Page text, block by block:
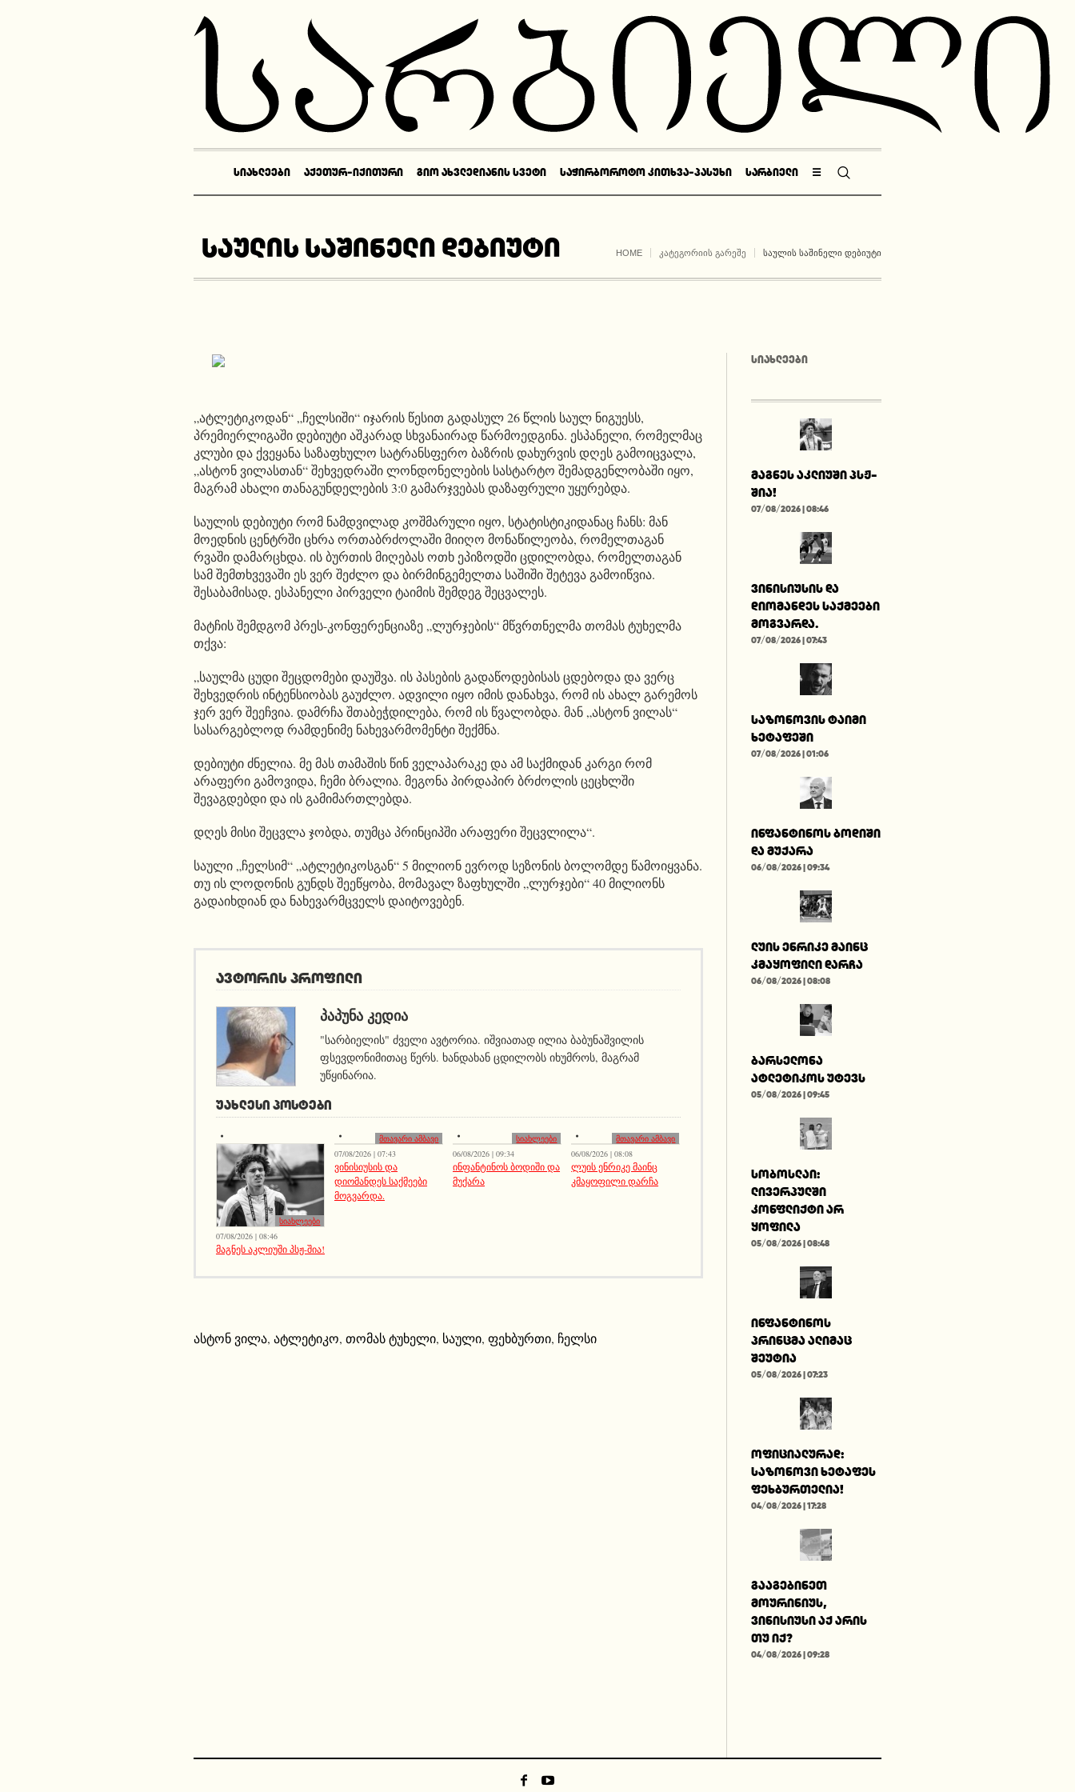
ᲡᲘᲐᲮᲚᲔᲔᲑᲘ ᲐᲥᲔᲗᲣᲠ-ᲘᲥᲘᲗᲣᲠᲘ ᲒᲘᲝ ᲐᲮᲕᲚᲔᲓᲘᲐᲜᲘᲡ ᲡᲕᲔᲢᲘ ᲡᲐᲭᲘᲠᲑᲝᲠᲝᲢᲝ ᲙᲘᲗᲮᲕᲐ-ᲞᲐᲡᲣᲮᲘ ᲡᲐᲠᲑᲘᲔᲚᲘ ☰
საულის საშინელი დებიუტი HOME ᲙᲐᲢᲔᲒᲝᲠᲘᲘᲡ ᲒᲐᲠᲔᲨᲔ ᲡᲐᲣᲚᲘᲡ ᲡᲐᲨᲘᲜᲔᲚᲘ ᲓᲔᲑᲘᲣᲢᲘ
„ატლეტიკოდან“ „ჩელსიში“ იჯარის წესით გადასულ 26 წლის საულ ნიგუესს,
პრემიერლიგაში დებიუტი აშკარად სხვანაირად წარმოედგინა. ესპანელი, რომელმაც
კლუბი და ქვეყანა საზაფხულო სატრანსფერო ბაზრის დახურვის დღეს გამოიცვალა,
„ასტონ ვილასთან“ შეხვედრაში ლონდონელების სასტარტო შემადგენლობაში იყო,
მაგრამ ახალი თანაგუნდელების 3:0 გამარჯვებას დაზაფრული უყურებდა.
საულის დებიუტი რომ ნამდვილად კოშმარული იყო, სტატისტიკიდანაც ჩანს: მან
მოედნის ცენტრში ცხრა ორთაბრძოლაში მიიღო მონაწილეობა, რომელთაგან
რვაში დამარცხდა. ის ბურთის მიღებას ოთხ ეპიზოდში ცდილობდა, რომელთაგან
სამ შემთხვევაში ეს ვერ შეძლო და ბირმინგემელთა საშიში შეტევა გამოიწვია.
შესაბამისად, ესპანელი პირველი ტაიმის შემდეგ შეცვალეს.
მატჩის შემდგომ პრეს-კონფერენციაზე „ლურჯების“ მწვრთნელმა თომას ტუხელმა
თქვა:
„საულმა ცუდი შეცდომები დაუშვა. ის პასების გადაწოდებისას ცდებოდა და ვერც
შეხვედრის ინტენსიობას გაუძლო. ადვილი იყო იმის დანახვა, რომ ის ახალ გარემოს
ჯერ ვერ შეეჩვია. დამრჩა შთაბეჭდილება, რომ ის წვალობდა. მან „ასტონ ვილას“
სასარგებლოდ რამდენიმე ნახევარმომენტი შექმნა.
დებიუტი ძნელია. მე მას თამაშის წინ ველაპარაკე და ამ საქმიდან კარგი რომ
არაფერი გამოვიდა, ჩემი ბრალია. მეგონა პირდაპირ ბრძოლის ცეცხლში
შევაგდებდი და ის გამიმართლებდა.
დღეს მისი შეცვლა ჯობდა, თუმცა პრინციპში არაფერი შეცვლილა“.
საული „ჩელსიმ“ „ატლეტიკოსგან“ 5 მილიონ ევროდ სეზონის ბოლომდე წამოიყვანა.
თუ ის ლოდონის გუნდს შეეწყობა, მომავალ ზაფხულში „ლურჯები“ 40 მილიონს
გადაიხდიან და ნახევარმცველს დაიტოვებენ.
ავტორის პროფილი
ᲞᲐᲞᲣᲜᲐ ᲙᲔᲓᲘᲐ
"სარბიელის" ძველი ავტორია. იშვიათად ილია ბაბუნაშვილის
ფსევდონიმითაც წერს. ხანდახან ცდილობს იხუმროს, მაგრამ
უწყინარია.
ᲣᲐᲮᲚᲔᲡᲘ ᲞᲝᲡᲢᲔᲑᲘ
სიახლეები
07/08/2026 | 08:46
მაგნეს აკლიუში პსჟ-შია!
მთავარი ამბავი
07/08/2026 | 07:43
ვინისიუსის და
დიომანდეს საქმეები
მოგვარდა.
სიახლეები
06/08/2026 | 09:34
ინფანტინოს ბოდიში და
მუქარა
მთავარი ამბავი
06/08/2026 | 08:08
ლუის ენრიკე მაინც
კმაყოფილი დარჩა
ასტონ ვილა, ატლეტიკო, თომას ტუხელი, საული, ფეხბურთი, ჩელსი
ᲡᲘᲐᲮᲚᲔᲔᲑᲘ
მაგნეს აკლიუში პსჟ-
შია!
07/08/2026 | 08:46
ვინისიუსის და
დიომანდეს საქმეები
მოგვარდა.
07/08/2026 | 07:43
საზონოვის ტაიმი
ხეტაფეში
07/08/2026 | 01:06
ინფანტინოს ბოდიში
და მუქარა
06/08/2026 | 09:34
ლუის ენრიკე მაინც
კმაყოფილი დარჩა
06/08/2026 | 08:08
ბარსელონა
ატლეტიკოს უტევს
05/08/2026 | 09:45
სობოსლაი:
ლივერპულში
კონფლიქტი არ
ყოფილა
05/08/2026 | 08:48
ინფანტინოს
პრინცმა ალიმაც
შეუტია
05/08/2026 | 07:23
ოფიციალურად:
საზონოვი ხეტაფეს
ფეხბურთელია!
04/08/2026 | 17:28
გააგებინეთ
მოურინიუს,
ვინისიუსი აქ არის
თუ იქ?
04/08/2026 | 09:28